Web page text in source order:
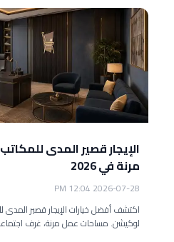
الإيجار قصير المدى
مرنة في 2026
2026-07-28 12:04 PM
اكتشف أفضل خيارات الإيجار قصير
لوكيشن. مساحات عمل مرنة، غرف